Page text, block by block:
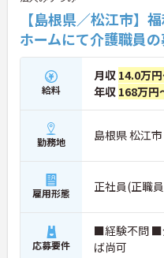
【島根県／松江市】
ホームにて介護職員
給料
月収 14.0万
年収 168万円
勤務地 島根県 松江
雇用形態 正社員(正職
応募要件
■経験不問 ■
ば尚可